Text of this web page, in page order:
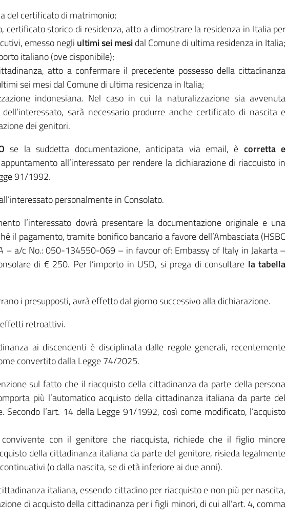
del certificato di matrimonio;
certificato storico di residenza, atto a dimostrare la residenza in Italia per
emesso negli ultimi sei mesidal Comune di ultima residenza in Italia;
italiano (ove disponibile);
atto a confermare il precedente possesso della cittadinanza
sei mesi dal Comune di ultima residenza in Italia;
indonesiana. Nel caso in cui la naturalizzazione sia avvenuta
sarà necessario produrre anche certificato di nascita e
dei genitori.
se la suddetta documentazione, anticipata via email, è corretta e
all’interessato per rendere la dichiarazione di riacquisto in
91/1992.
personalmente in Consolato.
l’interessato dovrà presentare la documentazione originale e una
il pagamento, tramite bonifico bancario a favore dell’Ambasciata (HSBC
– a/c No.: 050-134550-069 – in favour of: Embassy of Italy in Jakarta –
di € 250. Per l’importo in USD, si prega di consultare la tabella
i presupposti, avrà effetto dal giorno successivo alla dichiarazione.
retroattivi.
ai discendenti è disciplinata dalle regole generali, recentemente
convertito dalla Legge 74/2025.
sul fatto che il riacquisto della cittadinanza da parte della persona
più l’automatico acquisto della cittadinanza italiana da parte del
l’art. 14 della Legge 91/1992, così come modificato, l’acquisto
con il genitore che riacquista, richiede che il figlio minore
della cittadinanza italiana da parte del genitore, risieda legalmente
(o dalla nascita, se di età inferiore ai due anni).
italiana, essendo cittadino per riacquisto e non più per nascita,
di acquisto della cittadinanza per i figli minori, di cui all’art. 4, comma